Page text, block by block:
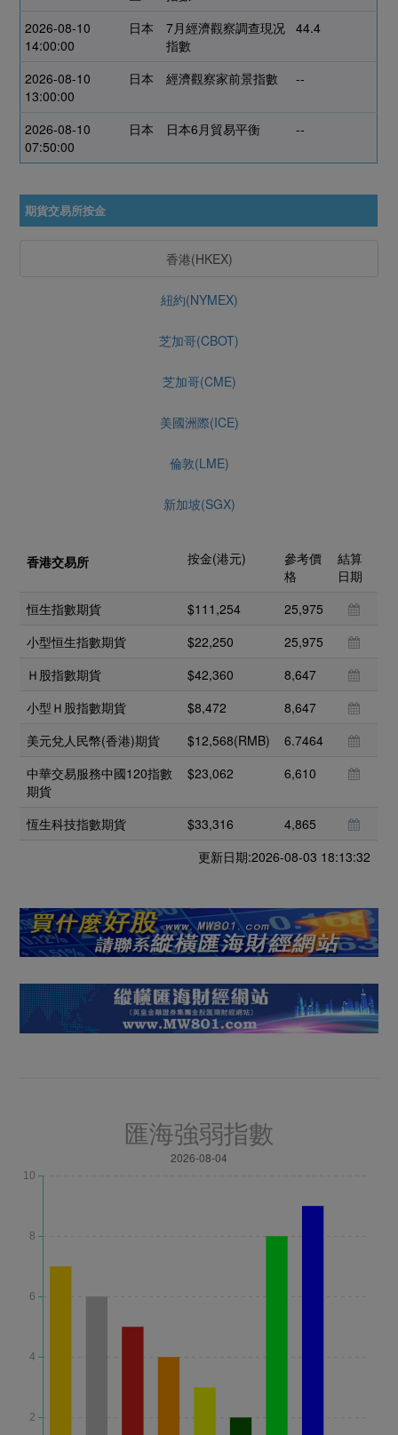
2026-08-10
14:00:00
日本
7月經濟觀察調查現况
指數
44.4
2026-08-10
13:00:00
日本 經濟觀察家前景指數 --
2026-08-10
07:50:00
日本 日本6月貿易平衡 --
期貨交易所按金
香港(HKEX)
紐約(NYMEX)
芝加哥(CBOT)
芝加哥(CME)
美國洲際(ICE)
倫敦(LME)
新加坡(SGX)
香港交易所 按金(港元)
參考價
格
結算
日期
恒生指數期貨
$111,254
25,975
小型恒生指數期貨
$22,250
25,975
Ｈ股指數期貨
$42,360
8,647
小型Ｈ股指數期貨
$8,472
8,647
美元兌人民幣(香港)期貨
$12,568(RMB)
6.7464
中華交易服務中國120指數
期貨
$23,062 6,610
恆生科技指數期貨 $33,316
4,865
更新日期:2026-08-03 18:13:32
匯海強弱指數
2026-08-04